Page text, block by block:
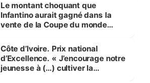
Le montant choquant que
Infantino aurait gagné dans la
vente de la Coupe du monde
Côte d’Ivoire. Prix national
d’Excellence. « J’encourage notre
jeunesse à (…) cultiver la